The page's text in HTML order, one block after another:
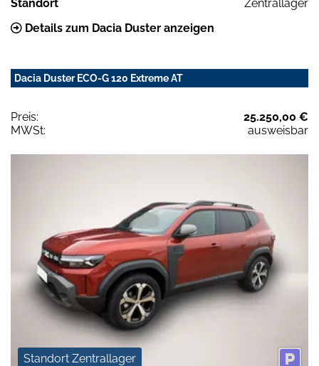
Standort
Zentrallager
Details zum Dacia Duster anzeigen
Dacia Duster ECO-G 120 Extreme AT
Preis:
25.250,00 €
MWSt:
ausweisbar
Standort Zentrallager